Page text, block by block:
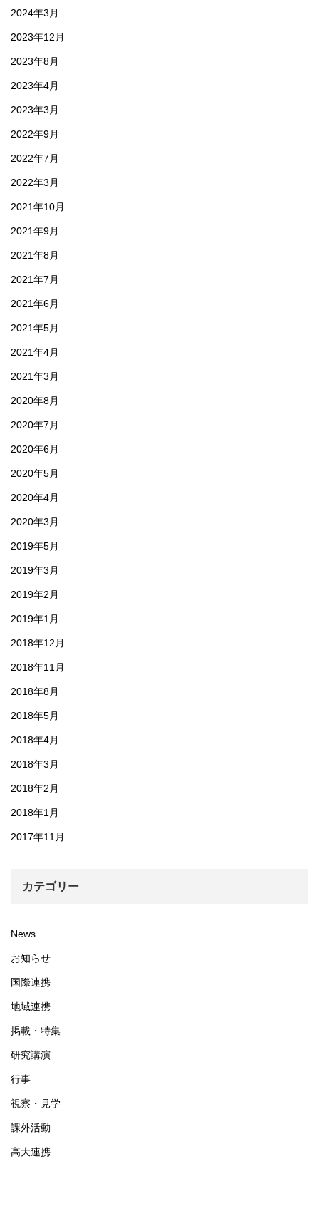
2024年3月
2023年12月
2023年8月
2023年4月
2023年3月
2022年9月
2022年7月
2022年3月
2021年10月
2021年9月
2021年8月
2021年7月
2021年6月
2021年5月
2021年4月
2021年3月
2020年8月
2020年7月
2020年6月
2020年5月
2020年4月
2020年3月
2019年5月
2019年3月
2019年2月
2019年1月
2018年12月
2018年11月
2018年8月
2018年5月
2018年4月
2018年3月
2018年2月
2018年1月
2017年11月
カテゴリー
News
お知らせ
国際連携
地域連携
掲載・特集
研究講演
行事
視察・見学
課外活動
高大連携